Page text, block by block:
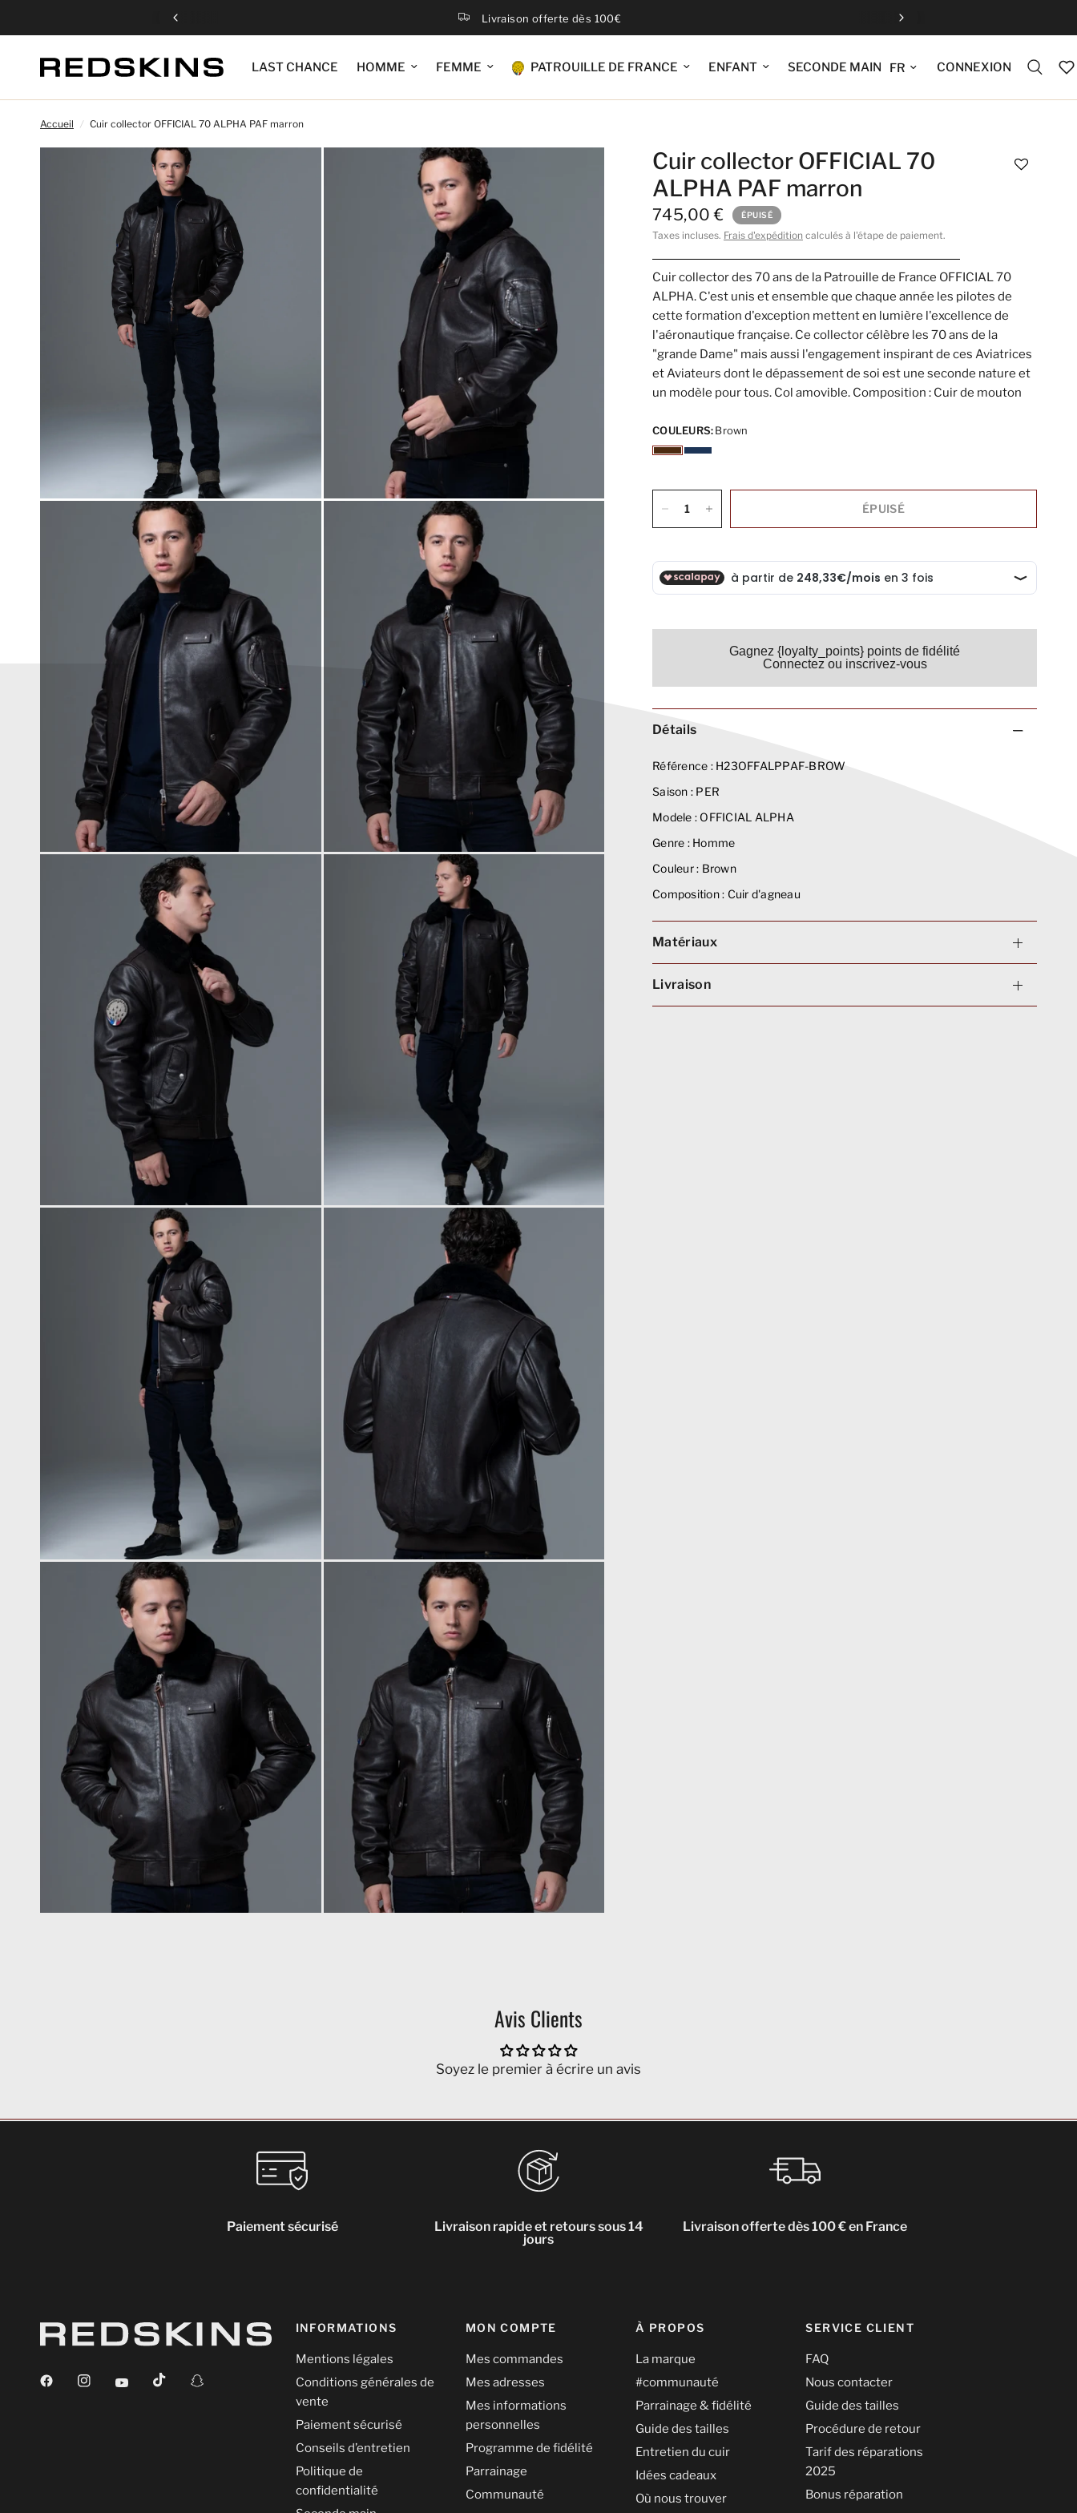
Livraison offerte dès 100€
LAST CHANCE HOMME FEMME PATROUILLE DE FRANCE ENFANT SECONDE MAIN Mettre à jour la langue
CONNEXION
Accueil / Cuir collector OFFICIAL 70 ALPHA PAF marron
Cuir collector OFFICIAL 70
ALPHA PAF marron
745,00 € ÉPUISÉ
Taxes incluses. Frais d'expédition calculés à l'étape de paiement.
Cuir collector des 70 ans de la Patrouille de France OFFICIAL 70
ALPHA. C'est unis et ensemble que chaque année les pilotes de
cette formation d'exception mettent en lumière l'excellence de
l'aéronautique française. Ce collector célèbre les 70 ans de la
"grande Dame" mais aussi l'engagement inspirant de ces Aviatrices
et Aviateurs dont le dépassement de soi est une seconde nature et
un modèle pour tous. Col amovible. Composition : Cuir de mouton
COULEURS:Brown
ÉPUISÉ
Gagnez {loyalty_points} points de fidélité
Connectez ou inscrivez-vous
Détails
Référence :H23OFFALPPAF-BROW
Saison : PER
Modele : OFFICIAL ALPHA
Genre :Homme
Couleur : Brown
Composition : Cuir d'agneau
Matériaux
Livraison
Avis Clients
Soyez le premier à écrire un avis
Paiement sécurisé
Livraison rapide et retours sous 14
jours
Livraison offerte dès 100 € en France
INFORMATIONS
Mentions légales
Conditions générales de
vente
Paiement sécurisé
Conseils d’entretien
Politique de
confidentialité
MON COMPTE
Mes commandes
Mes adresses
Mes informations
personnelles
Programme de fidélité
Parrainage
Communauté
À PROPOS
La marque
#communauté
Parrainage & fidélité
Guide des tailles
Entretien du cuir
Idées cadeaux
Où nous trouver
SERVICE CLIENT
FAQ
Nous contacter
Guide des tailles
Procédure de retour
Tarif des réparations
2025
Bonus réparation